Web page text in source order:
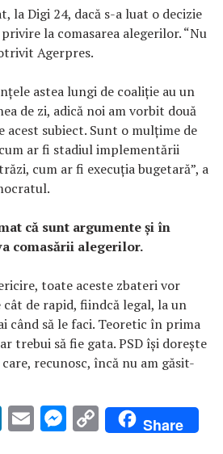
la Digi 24, dacă s-a luat o decizie
la comasarea alegerilor. “Nu
Agerpres.
astea lungi de coaliţie au un
de zi, adică noi am vorbit două
acest subiect. Sunt o mulţime de
ar fi stadiul implementării
cum ar fi execuţia bugetară”, a
că sunt argumente şi în
comasării alegerilor.
toate aceste zbateri vor
de rapid, fiindcă legal, la un
când să le faci. Teoretic în prima
trebui să fie gata. PSD îşi doreşte
recunosc, încă nu am găsit-
Li E M C
o
Share